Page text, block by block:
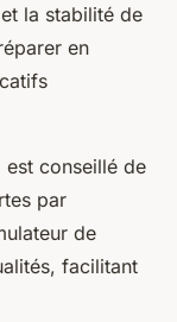
la stabilité de
en
conseillé de
par
de
facilitant